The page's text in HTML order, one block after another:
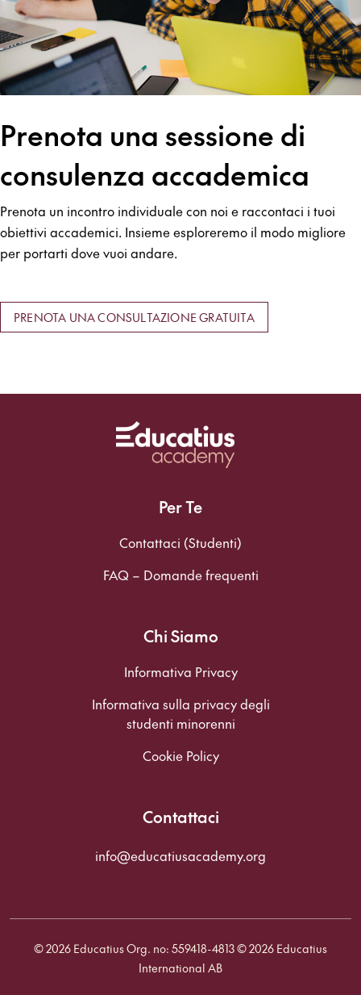
Prenota una sessione di
consulenza accademica
Prenota un incontro individuale con noi e raccontaci i tuoi
obiettivi accademici. Insieme esploreremo il modo migliore
per portarti dove vuoi andare.
PRENOTA UNA CONSULTAZIONE GRATUITA
Per Te
Contattaci (Studenti)
FAQ – Domande frequenti
Chi Siamo
Informativa Privacy
Informativa sulla privacy degli
studenti minorenni
Cookie Policy
Contattaci
info@educatiusacademy.org
© 2026 Educatius Org. no: ‍559418-4813 © 2026 Educatius
International AB